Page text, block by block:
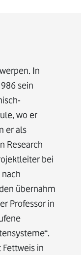
In
sein
wo er
er als
Research
bei
übernahm
Professor in
Fettweis in